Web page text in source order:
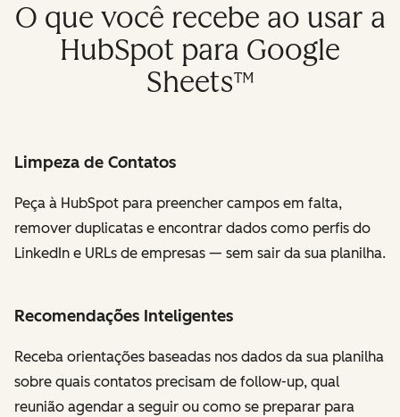
O que você recebe ao usar a
HubSpot para Google
Sheets™
Limpeza de Contatos
Peça à HubSpot para preencher campos em falta,
remover duplicatas e encontrar dados como perfis do
LinkedIn e URLs de empresas — sem sair da sua planilha.
Recomendações Inteligentes
Receba orientações baseadas nos dados da sua planilha
sobre quais contatos precisam de follow-up, qual
reunião agendar a seguir ou como se preparar para